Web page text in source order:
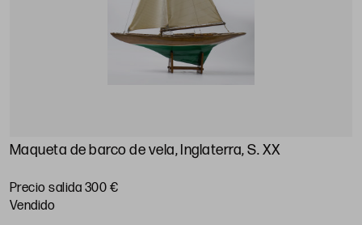
Maqueta de barco de vela, Inglaterra, S. XX
Precio salida 300 €
vendido